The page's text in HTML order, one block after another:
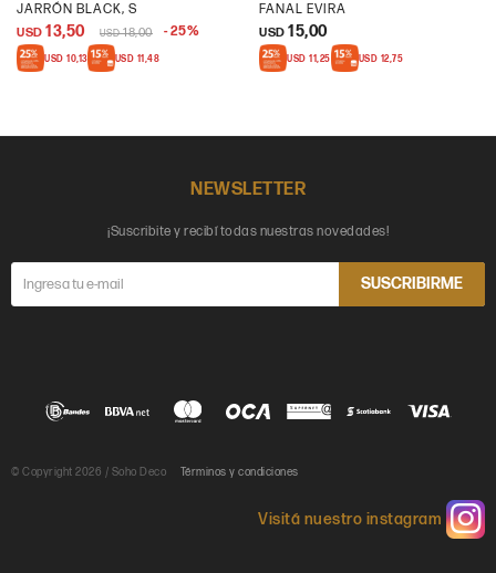
JARRÓN BLACK, S
USD 13,50 USD 18,00 25
USD 10,13 USD 11,48
FANAL EVIRA
USD 15,00
USD 11,25 USD 12,75
NEWSLETTER
¡Suscribite y recibí todas nuestras novedades!
SUSCRIBIRME

© Copyright 2026 / Soho Deco Términos y condiciones